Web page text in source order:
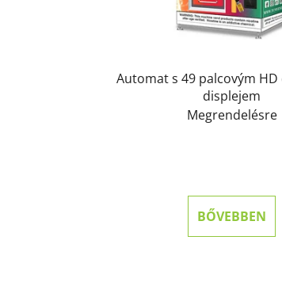
Automat s 49 palcovým
displejem
Megrendelésre
BŐVEBBEN